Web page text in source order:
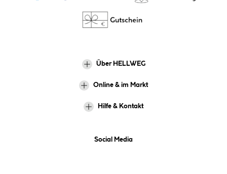
Über HELLWEG
Online & im Markt
Hilfe & Kontakt
Social Media